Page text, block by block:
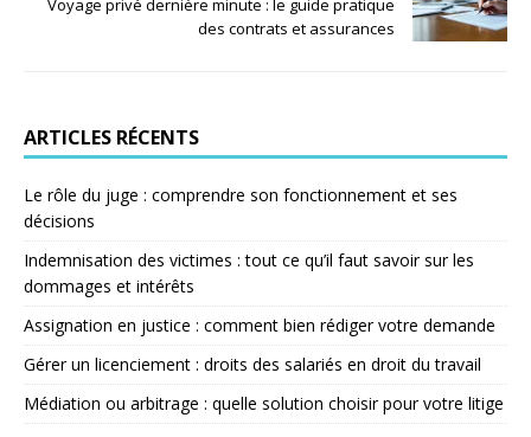
Voyage privé dernière minute : le guide pratique
des contrats et assurances
ARTICLES RÉCENTS
Le rôle du juge : comprendre son fonctionnement et ses
décisions
Indemnisation des victimes : tout ce qu’il faut savoir sur les
dommages et intérêts
Assignation en justice : comment bien rédiger votre demande
Gérer un licenciement : droits des salariés en droit du travail
Médiation ou arbitrage : quelle solution choisir pour votre litige